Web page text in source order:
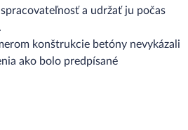
a udržať ju počas
konštrukcie betóny nevykázali
ako bolo predpísané